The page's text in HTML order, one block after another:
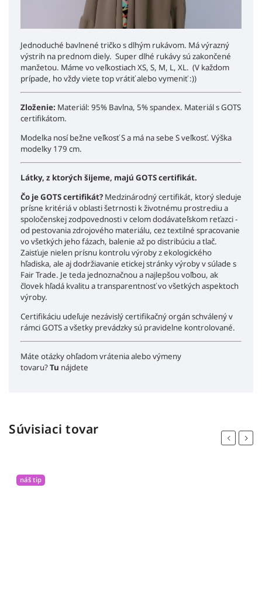
Jednoduché bavlnené tričko s dlhým rukávom. Má výrazný
výstrih na prednom diely. Super dlhé rukávy sú zakončené
manžetou. Máme vo veľkostiach XS, S, M, L, XL. (V každom
prípade, ho vždy viete top vrátiť alebo vymeniť :))
Zloženie: Materiál: 95% Bavlna, 5% spandex. Materiál s GOTS
certifikátom.
Modelka nosí bežne veľkosť S a má na sebe S veľkosť. Výška
modelky 179 cm.
Látky, z ktorých šijeme, majú GOTS certifikát.
Čo je GOTS certifikát? Medzinárodný certifikát, ktorý sleduje
prísne kritériá v oblasti šetrnosti k životnému prostrediu a
spoločenskej zodpovednosti v celom dodávateľskom reťazci -
od pestovania zdrojového materiálu, cez textilné spracovanie
vo všetkých jeho fázach, balenie až po distribúciu a tlač.
Zaisťuje nielen prísnu kontrolu výroby z ekologického
hľadiska, ale aj dodržiavanie etickej stránky výroby v súlade s
Fair Trade. Je teda jednoznačnou a najlepšou voľbou, ak
človek hľadá kvalitu a transparentnosť vo všetkých aspektoch
výroby.
Certifikáciu udeľuje nezávislý certifikačný orgán schválený v
rámci GOTS a všetky prevádzky sú pravidelne kontrolované.
Máte otázky ohľadom vrátenia alebo výmeny
tovaru?Tu nájdete
Súvisiaci tovar
Previous
náš tip
Next